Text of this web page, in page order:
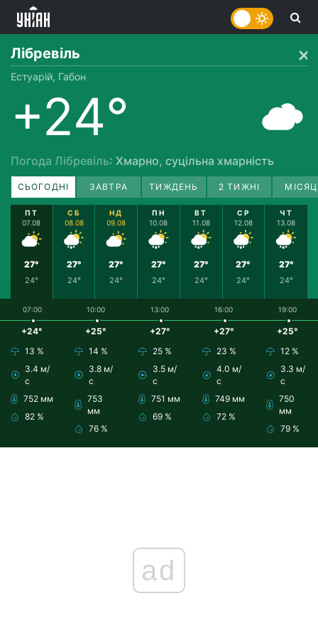
Лібревіль
Естуарій, Габон
+24°
Погода Лібревіль: Хмарно, суцільна хмарність
СЬОГОДНІ ЗАВТРА ТИЖДЕНЬ 2 ТИЖНІ
ПТ
07.08
27°
24°
СБ
08.08
27°
24°
НД
09.08
27°
24°
ПН
10.08
27°
24°
ВТ
11.08
27°
24°
СР
12.08
27°
24°
ЧТ
13.08
27°
24°
07:00
+24°
13 %
3.4 м/
с
752 мм
82 %
10:00
+25°
14 %
3.8 м/
с
753
мм
76 %
13:00
+27°
25 %
3.5 м/
с
751 мм
69 %
16:00
+27°
23 %
4.0 м/
с
749 мм
72 %
19:00
+25°
12 %
3.3 м/
с
750
мм
79 %
ad